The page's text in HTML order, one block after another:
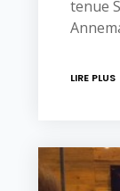
tenue
LIRE PLUS